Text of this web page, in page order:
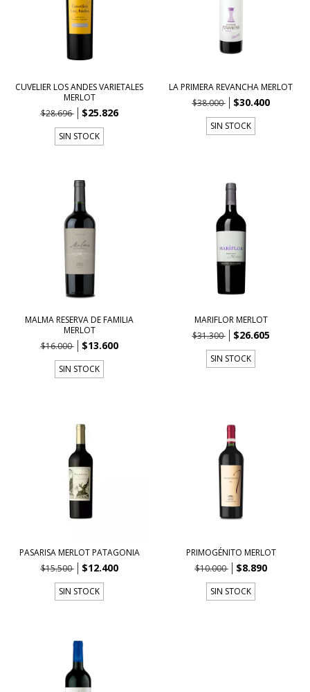
CUVELIER LOS ANDES VARIETALES
MERLOT
$28.696
$25.826
SIN STOCK
LA PRIMERA REVANCHA MERLOT
$38.000
$30.400
SIN STOCK
MALMA RESERVA DE FAMILIA
MERLOT
$16.000
$13.600
SIN STOCK
MARIFLOR MERLOT
$31.300
$26.605
SIN STOCK
PASARISA MERLOT PATAGONIA
$15.500
$12.400
SIN STOCK
PRIMOGÉNITO MERLOT
$10.000
$8.890
SIN STOCK